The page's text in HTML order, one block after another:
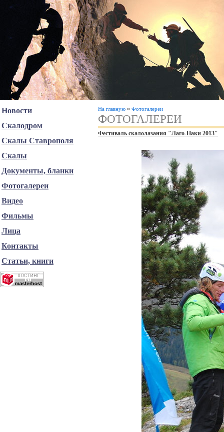
На главную » Фотогалереи
ФОТОГАЛЕРЕИ
Фестиваль скалолазания "Лаго-Наки 2013"
Новости
Скалодром
Скалы Ставрополя
Скалы
Документы, бланки
Фотогалереи
Видео
Фильмы
Лица
Контакты
Статьи, книги